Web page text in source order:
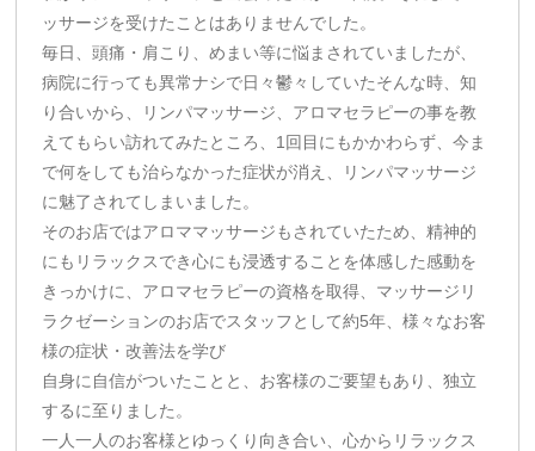
ッサージを受けたことはありませんでした。
毎日、頭痛・肩こり、めまい等に悩まされていましたが、
病院に行っても異常ナシで日々鬱々していたそんな時、知
り合いから、リンパマッサージ、アロマセラピーの事を教
えてもらい訪れてみたところ、1回目にもかかわらず、今ま
で何をしても治らなかった症状が消え、リンパマッサージ
に魅了されてしまいました。
そのお店ではアロママッサージもされていたため、精神的
にもリラックスでき心にも浸透することを体感した感動を
きっかけに、アロマセラピーの資格を取得、マッサージリ
ラクゼーションのお店でスタッフとして約5年、様々なお客
様の症状・改善法を学び
自身に自信がついたことと、お客様のご要望もあり、独立
するに至りました。
一人一人のお客様とゆっくり向き合い、心からリラックス